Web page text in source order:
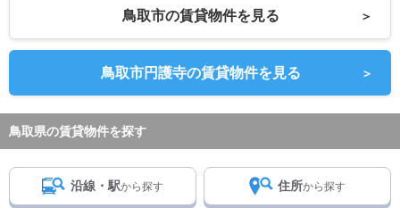
鳥取市の賃貸物件を見る ＞
鳥取市円護寺の賃貸物件を見る ＞
鳥取県の賃貸物件を探す
沿線・駅から探す 住所から探す